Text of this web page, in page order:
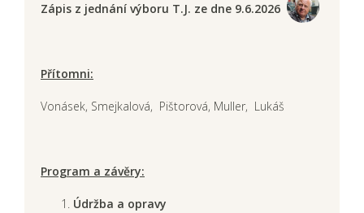
Zápis z jednání výboru T.J. ze dne 9.6.2026
Přítomni:
Vonásek, Smejkalová, Pištorová, Muller, Lukáš
Program a závěry:
Údržba a opravy